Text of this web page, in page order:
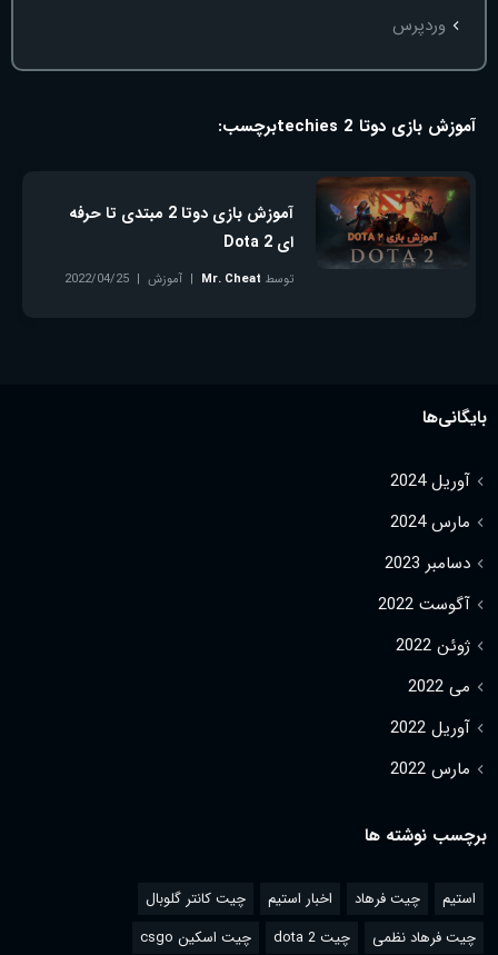
وردپرس
برچسب: آموزش بازی دوتا 2 techies
آموزش بازی دوتا 2 مبتدی تا حرفه
ای Dota 2
توسط Mr. Cheat آموزش
2022/04/25
بایگانی‌ها
آوریل 2024
مارس 2024
دسامبر 2023
آگوست 2022
ژوئن 2022
می 2022
آوریل 2022
مارس 2022
برچسب نوشته ها
استیم چیت فرهاد اخبار استیم
چیت کانتر گلوبال
چیت فرهاد نظمی
چیت dota 2 چیت اسکین csgo